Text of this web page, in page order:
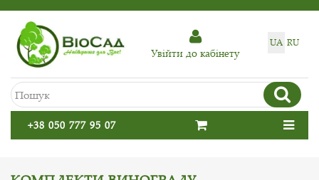
UA RU
Увiйти до кабiнету
+38 050 777 95 07